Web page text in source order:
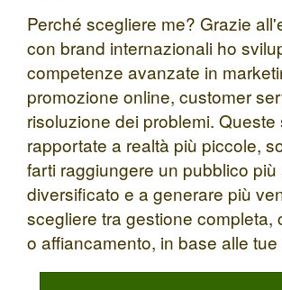
Perché scegliere me? Grazie
con brand internazionali ho
competenze avanzate in
promozione online, customer
risoluzione dei problemi. Queste
rapportate a realtà più piccole,
farti raggiungere un pubblico più
diversificato e a generare più
scegliere tra gestione completa,
o affiancamento, in base alle